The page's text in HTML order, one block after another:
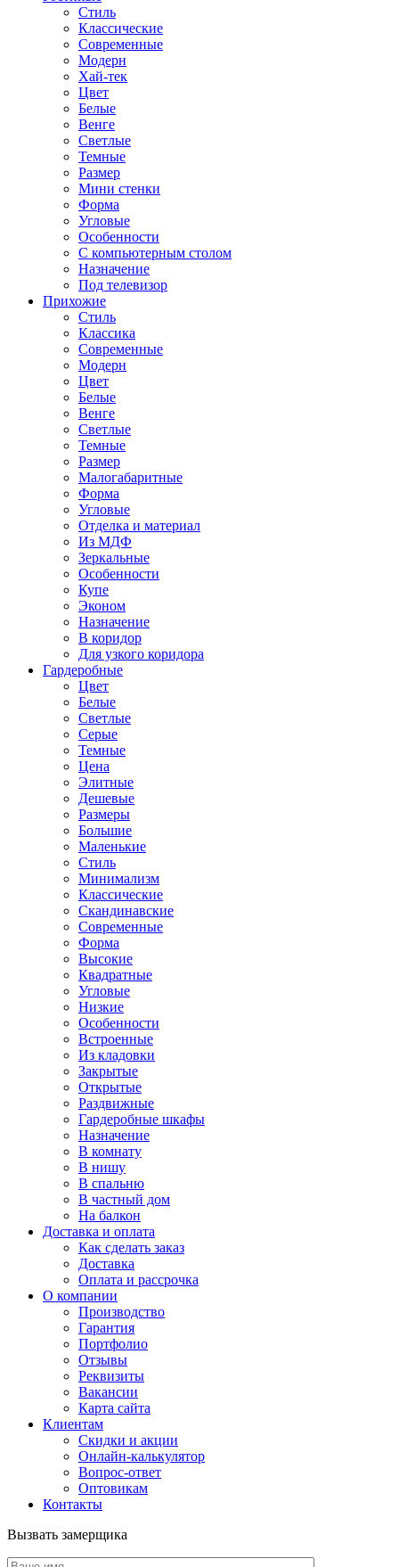
Стиль
Классические
Современные
Модерн
Хай-тек
Цвет
Белые
Венге
Светлые
Темные
Размер
Мини стенки
Форма
Угловые
Особенности
С компьютерным столом
Назначение
Под телевизор
Прихожие
Стиль
Классика
Современные
Модерн
Цвет
Белые
Венге
Светлые
Темные
Размер
Малогабаритные
Форма
Угловые
Отделка и материал
Из МДФ
Зеркальные
Особенности
Купе
Эконом
Назначение
В коридор
Для узкого коридора
Гардеробные
Цвет
Белые
Светлые
Серые
Темные
Цена
Элитные
Дешевые
Размеры
Большие
Маленькие
Стиль
Минимализм
Классические
Скандинавские
Современные
Форма
Высокие
Квадратные
Угловые
Низкие
Особенности
Встроенные
Из кладовки
Закрытые
Открытые
Раздвижные
Гардеробные шкафы
Назначение
В комнату
В нишу
В спальню
В частный дом
На балкон
Доставка и оплата
Как сделать заказ
Доставка
Оплата и рассрочка
О компании
Производство
Гарантия
Портфолио
Отзывы
Реквизиты
Вакансии
Карта сайта
Клиентам
Скидки и акции
Онлайн-калькулятор
Вопрос-ответ
Оптовикам
Контакты
Вызвать замерщика